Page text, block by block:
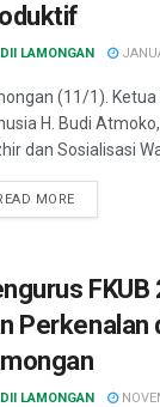
LAMONGAN
(11/1).
H. Budi
dan Sosialisasi
MORE
Perkenalan
LAMONGAN